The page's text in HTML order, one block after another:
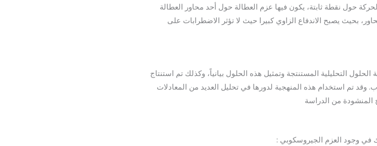
حول نقطة ثابتة، يكون فيها عزم العطالة حول أحد محاور العطالة
بحيث يصبح الاندفاع الزاوي كبيرا حيث لا تؤثر الاضطرابات على
التحليلية المستنتجة وتمثيل هذه الحلول بيانياً، وكذلك تم استنتاج
وقد تم استخدام هذه المنهجية لدورها في تحليل العديد من المعادلات
المنشودة من الدراسة